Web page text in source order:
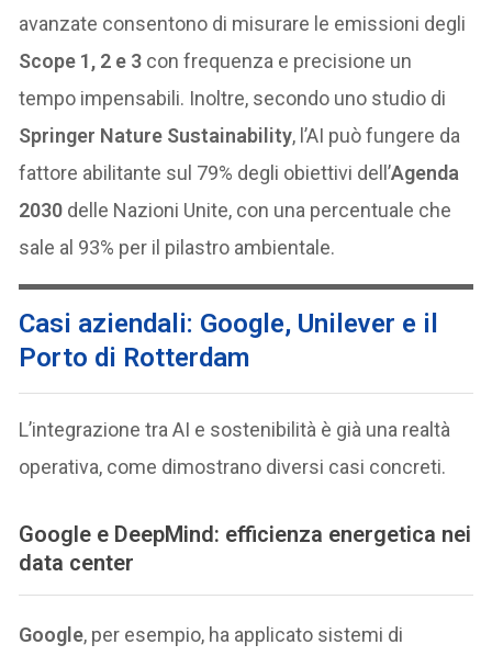
avanzate consentono di misurare le emissioni degli
Scope 1, 2 e 3 con frequenza e precisione un
tempo impensabili. Inoltre, secondo uno studio di
Springer Nature Sustainability, l’AI può fungere da
fattore abilitante sul 79% degli obiettivi dell’Agenda
2030 delle Nazioni Unite, con una percentuale che
sale al 93% per il pilastro ambientale.
Casi aziendali: Google, Unilever e il
Porto di Rotterdam
L’integrazione tra AI e sostenibilità è già una realtà
operativa, come dimostrano diversi casi concreti.
Google e DeepMind: efficienza energetica nei
data center
Google, per esempio, ha applicato sistemi di